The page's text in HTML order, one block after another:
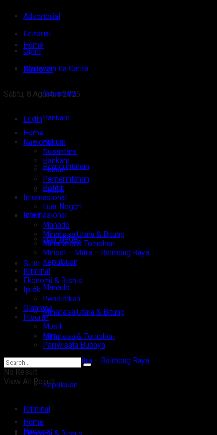
Advertorial
Editorial
Opini
Wartawan Ba Carita
Sabtu, 8 Agustus 2026
Login
Home
Nasional
Nusantara
Hankam
Hukum
Pemerintahan
Politik
Internasional
Luar Negeri
Sulut
Manado
Minahasa Utara & Bitung
Minahasa & Tomohon
Minsel – Mitra – Bolmong Raya
Kepulauan
Kriminal
Home
Nasional
Nusantara
Hankam
Hukum
Pemerintahan
Politik
Internasional
Luar Negeri
Sulut
Manado
Minahasa Utara & Bitung
Minahasa & Tomohon
Minsel – Mitra – Bolmong Raya
Kepulauan
Kriminal
Ekonomi & Bisnis
Iptek
Pendidikan
Olahraga
Hiburan
Musik
Film
Pariwisata Budaya
No Result
View All Result
Home
Nasional